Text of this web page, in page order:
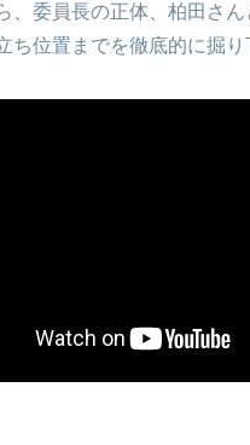
、委員長の正体、柏田さ
ち位置までを徹底的に掘り